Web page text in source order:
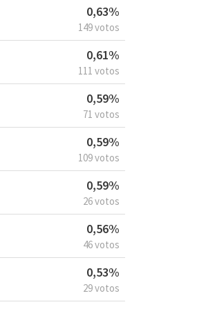
0,63%
149 votos
0,61%
111 votos
0,59%
71 votos
0,59%
109 votos
0,59%
26 votos
0,56%
46 votos
0,53%
29 votos